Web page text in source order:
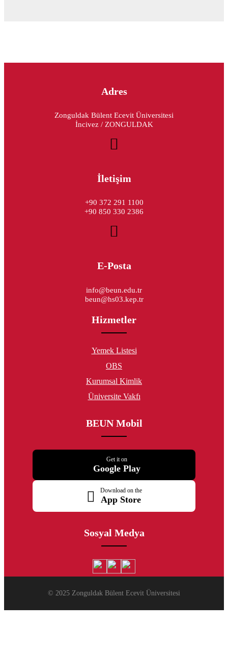
Adres
Zonguldak Bülent Ecevit Üniversitesi
İncivez / ZONGULDAK
İletişim
+90 372 291 1100
+90 850 330 2386
E-Posta
info@beun.edu.tr
beun@hs03.kep.tr
Hizmetler
Yemek Listesi
OBS
Kurumsal Kimlik
Üniversite Vakfı
BEUN Mobil
Get it on
Google Play
Download on the
App Store
Sosyal Medya
© 2025 Zonguldak Bülent Ecevit Üniversitesi